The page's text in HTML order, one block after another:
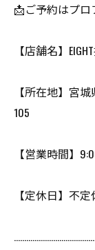
📩ご予約はプ
【店舗名】
【所在地】宮
105
【営業時間】
【定休日】不定